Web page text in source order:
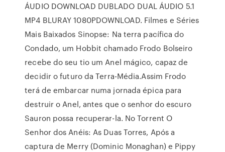
ÁUDIO DOWNLOAD DUBLADO DUAL ÁUDIO 5.1
MP4 BLURAY 1080PDOWNLOAD. Filmes e Séries
Mais Baixados Sinopse: Na terra pacífica do
Condado, um Hobbit chamado Frodo Bolseiro
recebe do seu tio um Anel mágico, capaz de
decidir o futuro da Terra-Média.Assim Frodo
terá de embarcar numa jornada épica para
destruir o Anel, antes que o senhor do escuro
Sauron possa recuperar-la. No Torrent O
Senhor dos Anéis: As Duas Torres, Após a
captura de Merry (Dominic Monaghan) e Pippy